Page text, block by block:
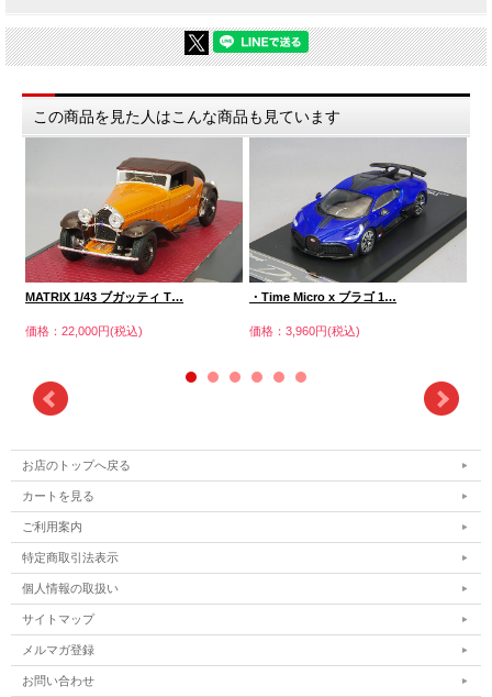
この商品を見た人はこんな商品も見ています
MATRIX 1/43 ブガッティ T…
価格：22,000円(税込)
・Time Micro x ブラゴ 1…
価格：3,960円(税込)
お店のトップへ戻る
カートを見る
ご利用案内
特定商取引法表示
個人情報の取扱い
サイトマップ
メルマガ登録
お問い合わせ